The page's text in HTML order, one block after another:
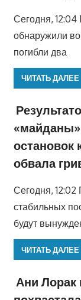
Сегодня,
обнаружили
погибли два
ЧИТАТЬ ДАЛЕЕ
«майданы»
остановок
обвала
Сегодня, 12:02
стабильных
будут
ЧИТАТЬ ДАЛЕЕ
Ани Лорак